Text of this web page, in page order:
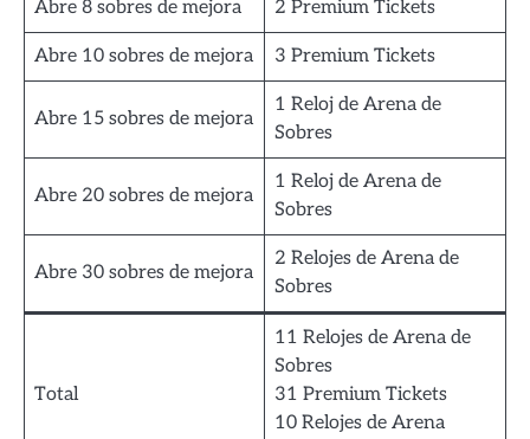
Abre 8 sobres de mejora 2 Premium Tickets
Abre 10 sobres de mejora 3 Premium Tickets
Abre 15 sobres de mejora
1 Reloj de Arena de
Sobres
Abre 20 sobres de mejora
1 Reloj de Arena de
Sobres
Abre 30 sobres de mejora
2 Relojes de Arena de
Sobres
Total
11 Relojes de Arena de
Sobres
31 Premium Tickets
10 Relojes de Arena